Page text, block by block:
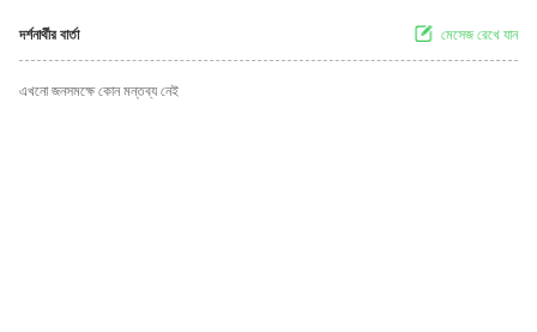
দর্শনার্থীর বার্তা মেসেজ রেখে যান
এখনো জনসমক্ষে কোন মন্তব্য নেই